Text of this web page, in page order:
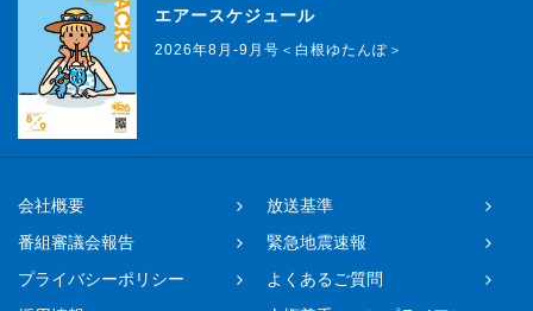
エアースケジュール
2026年8月-9月号＜白根ゆたんぽ＞
会社概要
放送基準
番組審議会報告
緊急地震速報
プライバシーポリシー
よくあるご質問